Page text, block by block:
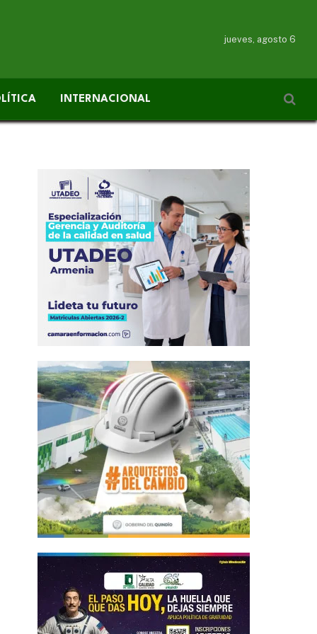
jueves, agosto 6
INTERNACIONAL